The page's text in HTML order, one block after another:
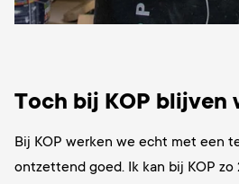
Toch bij KOP blijven
Bij KOP werken we echt met een
ontzettend goed. Ik kan bij KOP zo